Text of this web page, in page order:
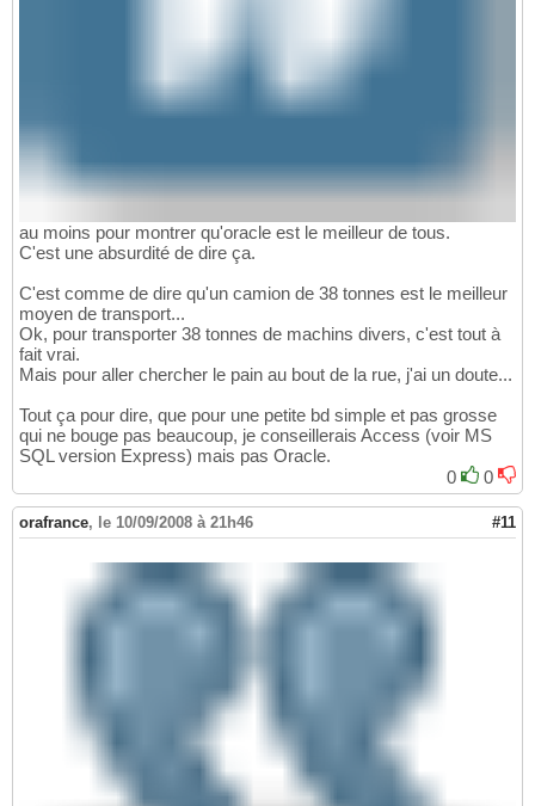
au moins pour montrer qu'oracle est le meilleur de tous.
C'est une absurdité de dire ça.
C'est comme de dire qu'un camion de 38 tonnes est le meilleur
moyen de transport...
Ok, pour transporter 38 tonnes de machins divers, c'est tout à
fait vrai.
Mais pour aller chercher le pain au bout de la rue, j'ai un doute...
Tout ça pour dire, que pour une petite bd simple et pas grosse
qui ne bouge pas beaucoup, je conseillerais Access (voir MS
SQL version Express) mais pas Oracle.
0
0
orafrance, le 10/09/2008 à 21h46 #11